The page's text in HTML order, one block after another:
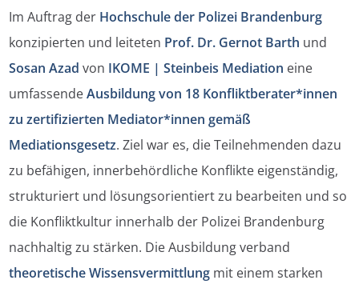
Im Auftrag der Hochschule der Polizei Brandenburg
konzipierten und leiteten Prof. Dr. Gernot Barth und
Sosan Azad von IKOME | Steinbeis Mediation eine
umfassendeAusbildung von 18 Konfliktberater*innen
zu zertifizierten Mediator*innen gemäß
Mediationsgesetz. Ziel war es, die Teilnehmenden dazu
zu befähigen, innerbehördliche Konflikte eigenständig,
strukturiert und lösungsorientiert zu bearbeiten und so
die Konfliktkultur innerhalb der Polizei Brandenburg
nachhaltig zu stärken. Die Ausbildung verband
theoretische Wissensvermittlung mit einem starken